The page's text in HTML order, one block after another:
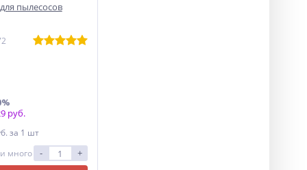
пылесосов
руб.
за 1 шт
много
- +